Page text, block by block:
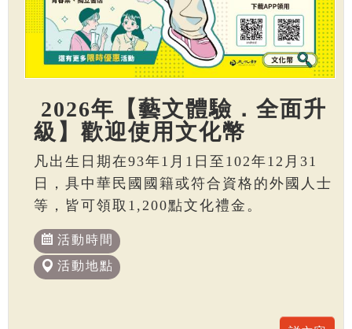
2026年【藝文體驗．全面升
級】歡迎使用文化幣
凡出生日期在93年1月1日至102年12月31
日，具中華民國國籍或符合資格的外國人士
等，皆可領取1,200點文化禮金。
活動時間
活動地點